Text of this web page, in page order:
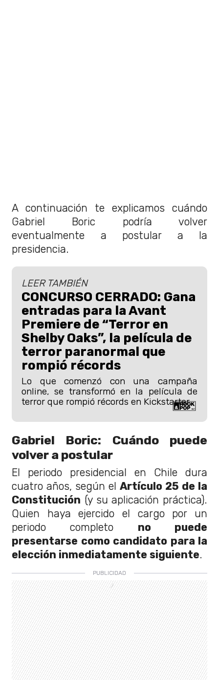
A continuación te explicamos cuándo
Gabriel Boric podría volver
eventualmente a postular a la
presidencia.
LEER TAMBIÉN
CONCURSO CERRADO: Gana
entradas para la Avant
Premiere de “Terror en
Shelby Oaks”, la película de
terror paranormal que
rompió récords
Lo que comenzó con una campaña
online, se transformó en la película de
terror que rompió récords en Kickstarter.
Gabriel Boric: Cuándo puede
volver a postular
El periodo presidencial en Chile dura
cuatro años, según el Artículo 25 de la
Constitución (y su aplicación práctica).
Quien haya ejercido el cargo por un
periodo completo no puede
presentarse como candidato para la
elección inmediatamente siguiente.